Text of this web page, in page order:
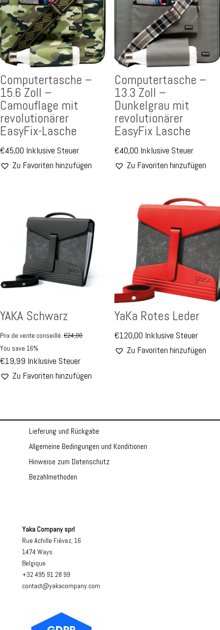
Computertasche –
15.6 Zoll –
Camouflage mit
revolutionärer
EasyFix-Lasche
€45,00 Inklusive Steuer
Zu Favoriten hinzufügen
Computertasche –
13.3 Zoll –
Dunkelgrau mit
revolutionärer
EasyFix Lasche
€40,00 Inklusive Steuer
Zu Favoriten hinzufügen
YAKA Schwarz
Prix de vente conseillé: €24,00
You save 16%
€19,99 Inklusive Steuer
Zu Favoriten hinzufügen
YaKa Rotes Leder
€120,00 Inklusive Steuer
Zu Favoriten hinzufügen
Lieferung und Rückgabe
Allgemeine Bedingungen und Konditionen
Hinweise zum Datenschutz
Bezahlmethoden
Yaka Company sprl
Rue Achille Fiévez, 16
1474 Ways
Belgique
+32 495 91 28 99
contact@yakacompany.com